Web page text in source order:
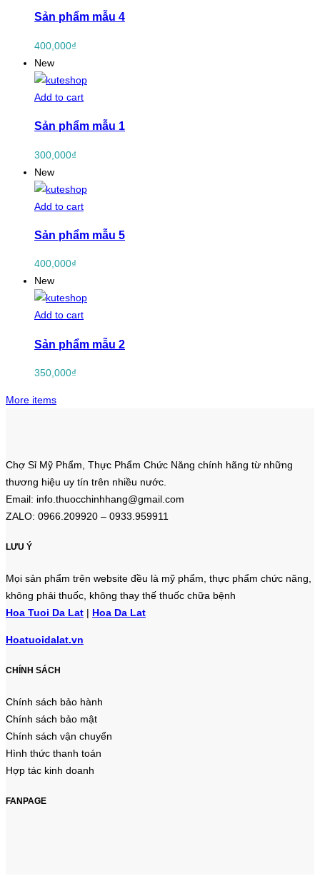
Sản phẩm mẫu 4
400,000₫
New
Add to cart
Sản phẩm mẫu 1
300,000₫
New
Add to cart
Sản phẩm mẫu 5
400,000₫
New
Add to cart
Sản phẩm mẫu 2
350,000₫
More items
Chợ Sỉ Mỹ Phẩm, Thực Phẩm Chức Năng chính hãng từ những
thương hiệu uy tín trên nhiều nước.
Email: info.thuocchinhhang@gmail.com
ZALO: 0966.209920 – 0933.959911
LƯU Ý
Mọi sản phẩm trên website đều là mỹ phẩm, thực phẩm chức năng,
không phải thuốc, không thay thế thuốc chữa bệnh
Hoa Tuoi Da Lat | Hoa Da Lat
Hoatuoidalat.vn
CHÍNH SÁCH
Chính sách bảo hành
Chính sách bảo mật
Chính sách vận chuyển
Hình thức thanh toán
Hợp tác kinh doanh
FANPAGE